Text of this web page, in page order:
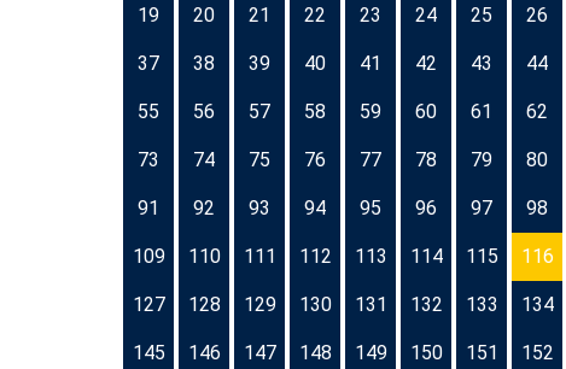
19 20 21 22 23 24 25 26
37 38 39 40 41 42 43 44
55 56 57 58 59 60 61 62
73 74 75 76 77 78 79 80
91 92 93 94 95 96 97 98
109 110 111 112 113 114 115 116
127 128 129 130 131 132 133 134
145 146 147 148 149 150 151 152